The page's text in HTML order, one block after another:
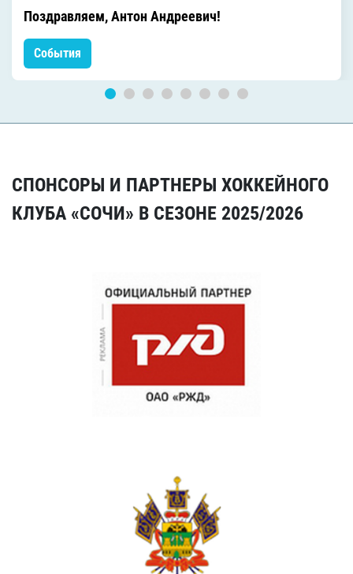
Поздравляем, Антон Андреевич!
События
СПОНСОРЫ И ПАРТНЕРЫ ХОККЕЙНОГО
КЛУБА «СОЧИ» В СЕЗОНЕ 2025/2026